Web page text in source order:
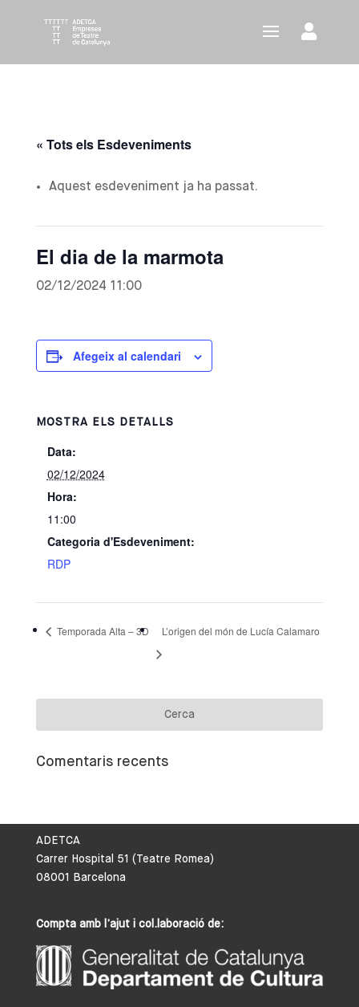
« Tots els Esdeveniments
Aquest esdeveniment ja ha passat.
El dia de la marmota
02/12/2024 11:00
Afegeix al calendari
MOSTRA ELS DETALLS
Data:
02/12/2024
Hora:
11:00
Categoria d'Esdeveniment:
RDP
Temporada Alta – 3D L’origen del món de Lucía Calamaro
Comentaris recents
ADETCA
Carrer Hospital 51 (Teatre Romea)
08001 Barcelona
Compta amb l’ajut i col.laboració de: